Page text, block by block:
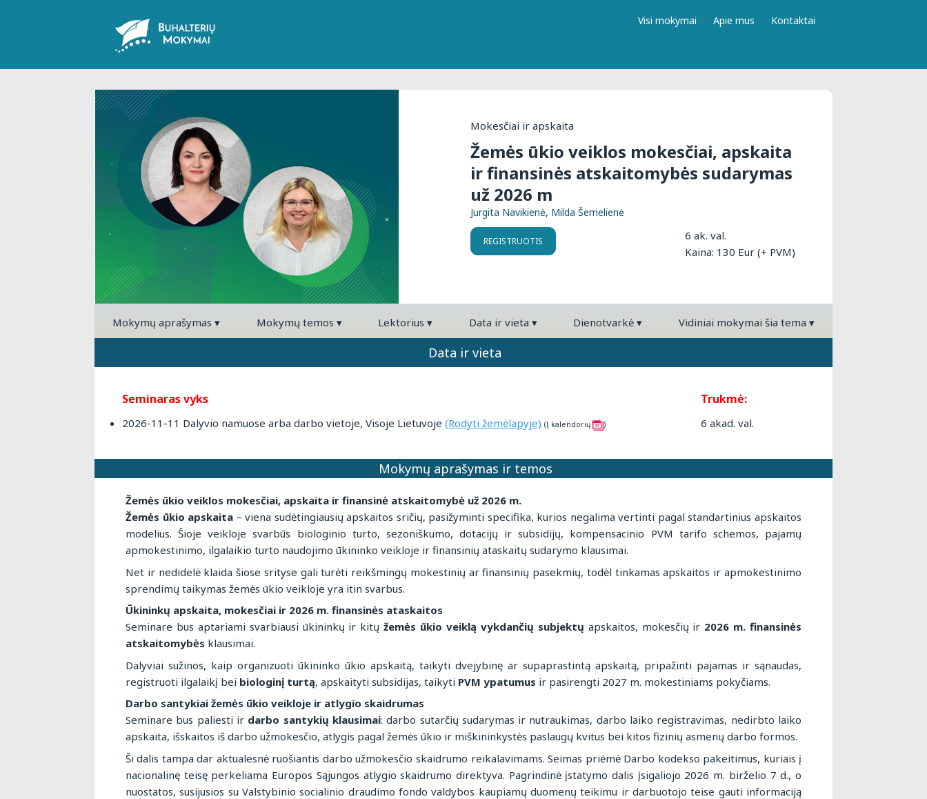
Visi mokymai Apie mus Kontaktai
Mokesčiai ir apskaita
Žemės ūkio veiklos mokesčiai, apskaita
ir finansinės atskaitomybės sudarymas
už 2026 m
Jurgita Navikienė, Milda Šemelienė
REGISTRUOTIS
6 ak. val.
Kaina: 130 Eur (+ PVM)
Mokymų aprašymas▾ Mokymų temos ▾ Lektorius▾ Data ir vieta ▾ Dienotvarkė▾ Vidiniai mokymai šia tema ▾
Data ir vieta
Seminaras vyks
2026-11-11 Dalyvio namuose arba darbo vietoje, Visoje Lietuvoje (Rodyti žemėlapyje) (Į kalendorių )
Trukmė:
6 akad. val.
Mokymų aprašymas ir temos
Žemės ūkio veiklos mokesčiai, apskaita ir finansinė atskaitomybė už 2026 m.
Žemės ūkio apskaita – viena sudėtingiausių apskaitos sričių, pasižyminti specifika, kurios negalima vertinti pagal standartinius apskaitos
modelius. Šioje veikloje svarbūs biologinio turto, sezoniškumo, dotacijų ir subsidijų, kompensacinio PVM tarifo schemos, pajamų
apmokestinimo, ilgalaikio turto naudojimo ūkininko veikloje ir finansinių ataskaitų sudarymo klausimai.
Net ir nedidelė klaida šiose srityse gali turėti reikšmingų mokestinių ar finansinių pasekmių, todėl tinkamas apskaitos ir apmokestinimo
sprendimų taikymas žemės ūkio veikloje yra itin svarbus.
Ūkininkų apskaita, mokesčiai ir 2026 m. finansinės ataskaitos
Seminare bus aptariami svarbiausi ūkininkų ir kitųžemės ūkio veiklą vykdančių subjektų apskaitos, mokesčių ir 2026 m. finansinės
atskaitomybės klausimai.
Dalyviai sužinos, kaip organizuoti ūkininko ūkio apskaitą, taikyti dvejybinę ar supaprastintą apskaitą, pripažinti pajamas ir sąnaudas,
registruoti ilgalaikį bei biologinį turtą, apskaityti subsidijas, taikyti PVM ypatumus ir pasirengti 2027 m. mokestiniams pokyčiams.
Darbo santykiai žemės ūkio veikloje ir atlygio skaidrumas
Seminare bus paliesti ir darbo santykių klausimai: darbo sutarčių sudarymas ir nutraukimas, darbo laiko registravimas, nedirbto laiko
apskaita, išskaitos iš darbo užmokesčio, atlygis pagal žemės ūkio ir miškininkystės paslaugų kvitus bei kitos fizinių asmenų darbo formos.
Ši dalis tampa dar aktualesnė ruošiantis darbo užmokesčio skaidrumo reikalavimams. Seimas priėmė Darbo kodekso pakeitimus, kuriais į
nacionalinę teisę perkeliama Europos Sąjungos atlygio skaidrumo direktyva. Pagrindinė įstatymo dalis įsigaliojo 2026 m. birželio 7 d., o
nuostatos, susijusios su Valstybinio socialinio draudimo fondo valdybos kaupiamų duomenų teikimu ir darbuotojo teise gauti informaciją